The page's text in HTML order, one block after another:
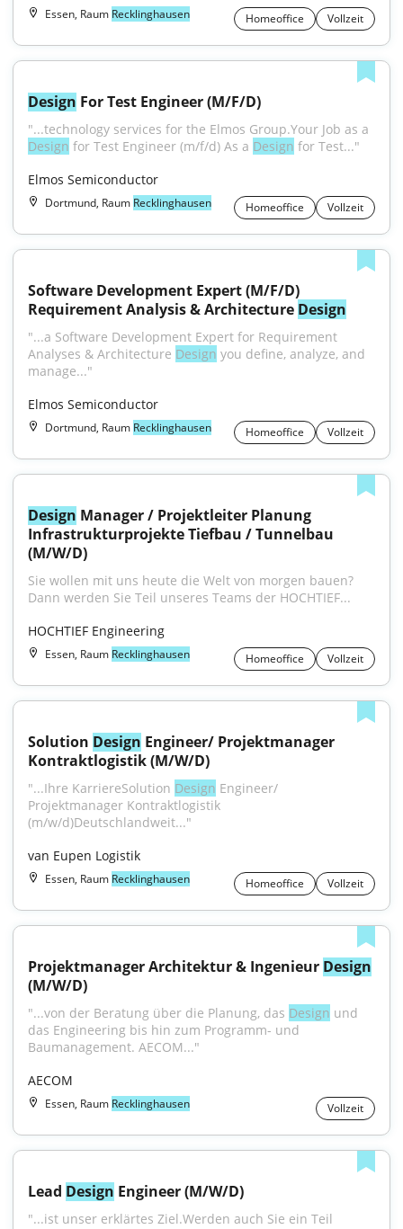
Essen, Raum Recklinghausen Homeoffice Vollzeit
Design For Test Engineer (M/F/D)
Design for Test Engineer (m/f/d) As a Design for Test..."
Elmos Semiconductor
Dortmund, Raum Recklinghausen Homeoffice Vollzeit
Software Development Expert (M/F/D)
Requirement Analysis & Architecture Design
"...a Software Development Expert for Requirement
Analyses & Architecture Design you define, analyze, and
manage..."
Elmos Semiconductor
Dortmund, Raum Recklinghausen Homeoffice Vollzeit
Design Manager / Projektleiter Planung
Infrastrukturprojekte Tiefbau / Tunnelbau
(M/W/D)
Sie wollen mit uns heute die Welt von morgen bauen?
Dann werden Sie Teil unseres Teams der HOCHTIEF...
HOCHTIEF Engineering
Essen, Raum Recklinghausen Homeoffice Vollzeit
Solution Design Engineer/ Projektmanager
Kontraktlogistik (M/W/D)
"...Ihre KarriereSolution Design Engineer/
Projektmanager Kontraktlogistik
(m/w/d)Deutschlandweit..."
van Eupen Logistik
Essen, Raum Recklinghausen Homeoffice Vollzeit
Projektmanager Architektur & Ingenieur Design
(M/W/D)
"...von der Beratung über die Planung, das Design und
das Engineering bis hin zum Programm- und
Baumanagement. AECOM..."
AECOM
Essen, Raum Recklinghausen Vollzeit
Lead Design Engineer (M/W/D)
"...ist unser erklärtes Ziel.Werden auch Sie ein Teil